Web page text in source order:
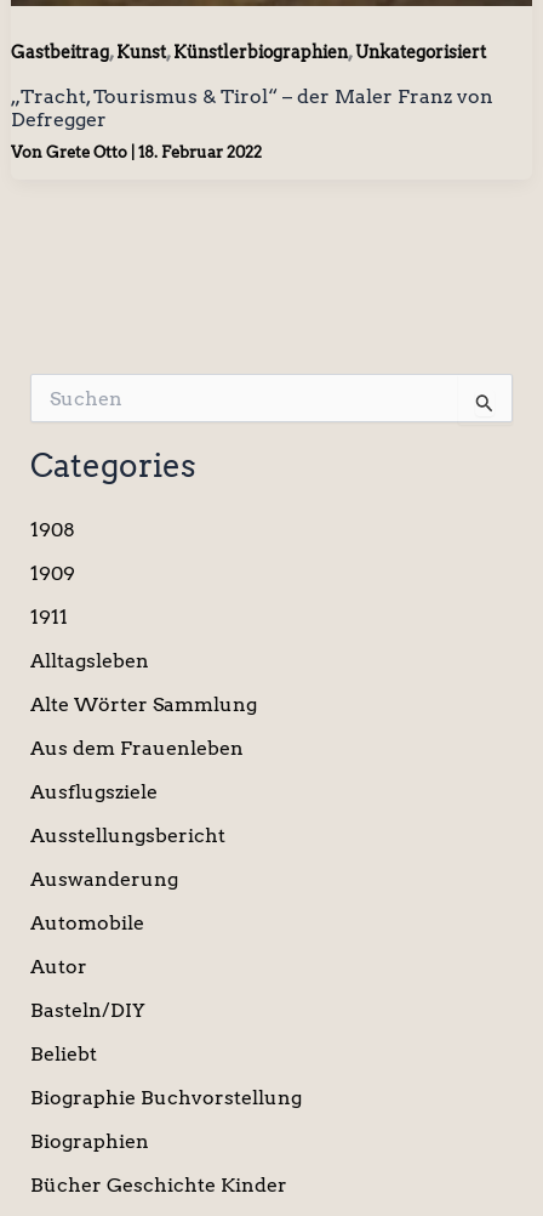
Gastbeitrag,Kunst,Künstlerbiographien,Unkategorisiert
„Tracht, Tourismus & Tirol“ – der Maler Franz von
Defregger
Von Grete Otto 18. Februar 2022
u
c
h
n
a
h
Categories
1908
1909
1911
Alltagsleben
Alte Wörter Sammlung
Aus dem Frauenleben
Ausflugsziele
Ausstellungsbericht
Auswanderung
Automobile
Autor
Basteln/DIY
Beliebt
Biographie Buchvorstellung
Biographien
Bücher Geschichte Kinder